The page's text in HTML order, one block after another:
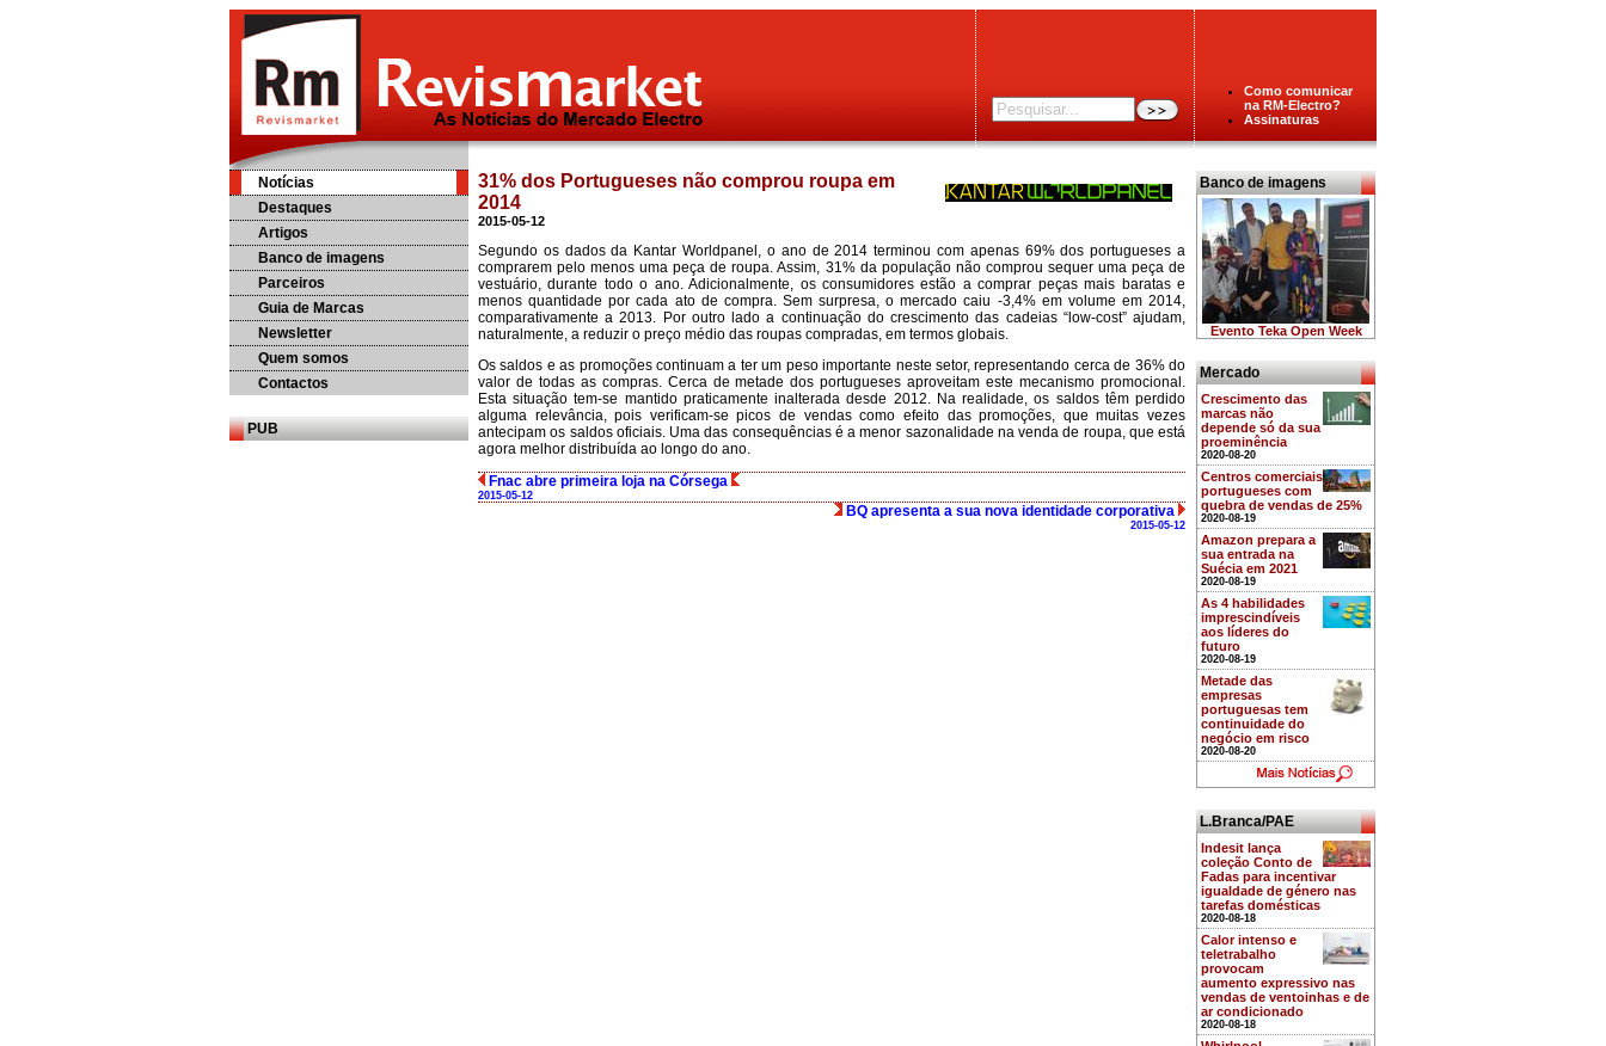
Como comunicar
na RM-Electro?
Assinaturas
Notícias
Destaques
Artigos
Banco de imagens
Parceiros
Guia de Marcas
Newsletter
Quem somos
Contactos
PUB
31% dos Portugueses não comprou roupa em
2014
2015-05-12
Segundo os dados da Kantar Worldpanel, o ano de 2014 terminou com apenas 69% dos portugueses a
comprarem pelo menos uma peça de roupa. Assim, 31% da população não comprou sequer uma peça de
vestuário, durante todo o ano. Adicionalmente, os consumidores estão a comprar peças mais baratas e
menos quantidade por cada ato de compra. Sem surpresa, o mercado caiu -3,4% em volume em 2014,
comparativamente a 2013. Por outro lado a continuação do crescimento das cadeias “low-cost” ajudam,
naturalmente, a reduzir o preço médio das roupas compradas, em termos globais.
Os saldos e as promoções continuam a ter um peso importante neste setor, representando cerca de 36% do
valor de todas as compras. Cerca de metade dos portugueses aproveitam este mecanismo promocional.
Esta situação tem-se mantido praticamente inalterada desde 2012. Na realidade, os saldos têm perdido
alguma relevância, pois verificam-se picos de vendas como efeito das promoções, que muitas vezes
antecipam os saldos oficiais. Uma das consequências é a menor sazonalidade na venda de roupa, que está
agora melhor distribuída ao longo do ano.
Fnac abre primeira loja na Córsega
2015-05-12
BQ apresenta a sua nova identidade corporativa
2015-05-12
Banco de imagens
Evento Teka Open Week
Mercado
Crescimento das
marcas não
depende só da sua
proeminência
2020-08-20
Centros comerciais
portugueses com
quebra de vendas de 25%
2020-08-19
Amazon prepara a
sua entrada na
Suécia em 2021
2020-08-19
As 4 habilidades
imprescindíveis
aos líderes do
futuro
2020-08-19
Metade das
empresas
portuguesas tem
continuidade do
negócio em risco
2020-08-20
L.Branca/PAE
Indesit lança
coleção Conto de
Fadas para incentivar
igualdade de género nas
tarefas domésticas
2020-08-18
Calor intenso e
teletrabalho
provocam
aumento expressivo nas
vendas de ventoinhas e de
ar condicionado
2020-08-18